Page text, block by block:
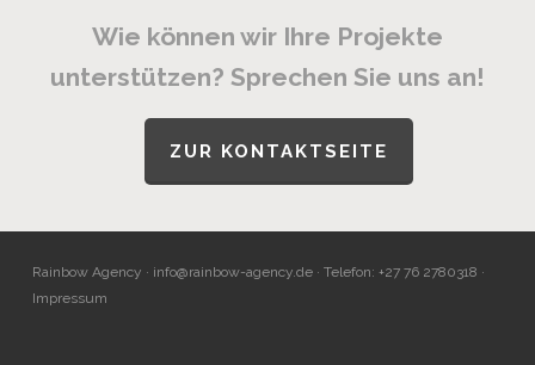
Wie können wir Ihre Projekte
unterstützen? Sprechen Sie uns an!
ZUR KONTAKTSEITE
Rainbow Agency · info@rainbow-agency.de· Telefon: +27 76 2780318 ·
Impressum